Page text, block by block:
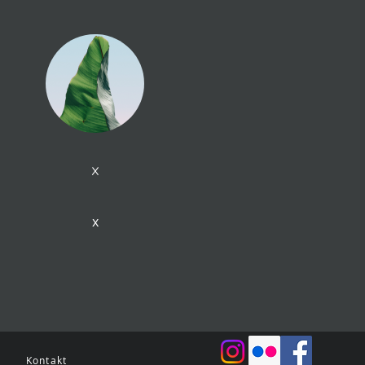
x
x
Kontakt